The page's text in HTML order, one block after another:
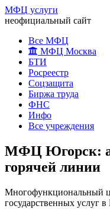
МФЦ услуги
неофициальный сайт
Все МФЦ
МФЦ Москва
БТИ
Росреестр
Соцзащита
Биржа труда
ФНС
Инфо
Все учреждения
МФЦ Югорск:
горячей линии
Многофункциональный
государственных услуг